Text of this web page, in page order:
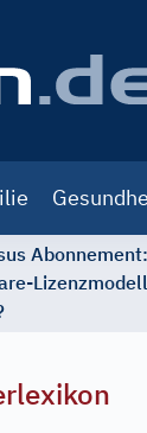
Abonnement:
Lizenzmodell